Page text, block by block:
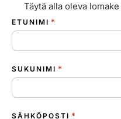
Täytä alla oleva
ETUNIMI *
SUKUNIMI *
SÄHKÖPOSTI *